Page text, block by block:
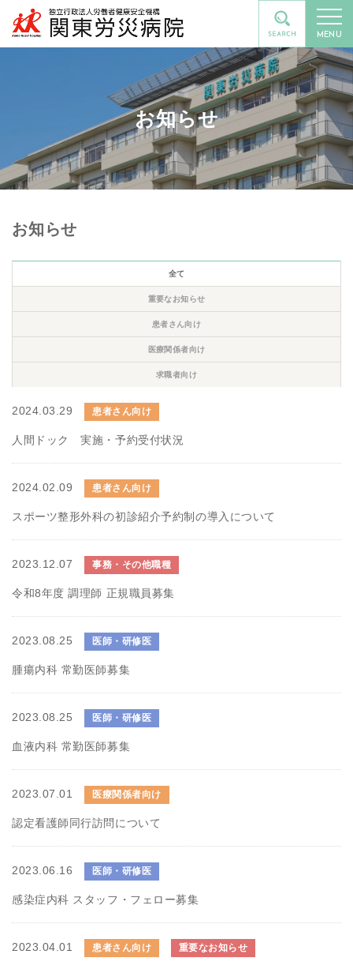
MENU
お知らせ
お知らせ
全て
重要なお知らせ
患者さん向け
医療関係者向け
求職者向け
2024.03.29 患者さん向け
人間ドック 実施・予約受付状況
2024.02.09 患者さん向け
スポーツ整形外科の初診紹介予約制の導入について
2023.12.07 事務・その他職種
令和8年度 調理師 正規職員募集
2023.08.25 医師・研修医
腫瘍内科 常勤医師募集
2023.08.25 医師・研修医
血液内科 常勤医師募集
2023.07.01 医療関係者向け
認定看護師同行訪問について
2023.06.16 医師・研修医
感染症内科 スタッフ・フェロー募集
2023.04.01 患者さん向け 重要なお知らせ